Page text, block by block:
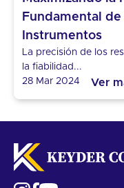
Fundamental
Instrumentos
La precisión de los
la fiabilidad...
28 Mar 2024
Ver